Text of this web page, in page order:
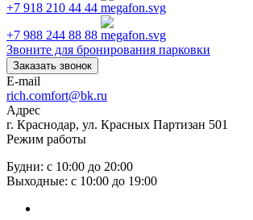
+7 918 210 44 44
+7 988 244 88 88
Звоните для бронирования парковки
Заказать звонок
E-mail
rich.comfort@bk.ru
Адрес
г. Краснодар, ул. Красных Партизан 501
Режим работы
Будни: с 10:00 до 20:00
Выходные: с 10:00 до 19:00